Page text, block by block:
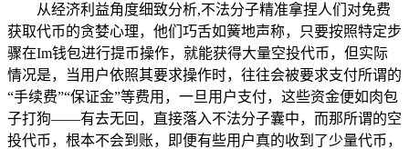
从经济利益角度细致分析,不法分子精准拿捏人们对免费
获取代币的贪婪心理，他们巧舌如簧地声称，只要按照特定步
骤在Im钱包进行提币操作，就能获得大量空投代币，但实际
情况是，当用户依照其要求操作时，往往会被要求支付所谓的
“手续费”“保证金”等费用，一旦用户支付，这些资金便如肉包
子打狗——有去无回，直接落入不法分子囊中，而那所谓的空
投代币，根本不会到账，即便有些用户真的收到了少量代币，